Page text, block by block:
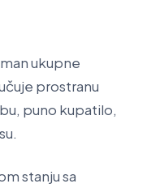
ukupne
prostranu
puno kupatilo,
stanju sa